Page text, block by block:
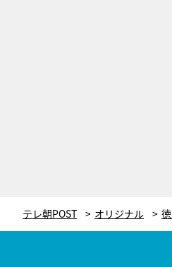
テレ朝POST オリジナル